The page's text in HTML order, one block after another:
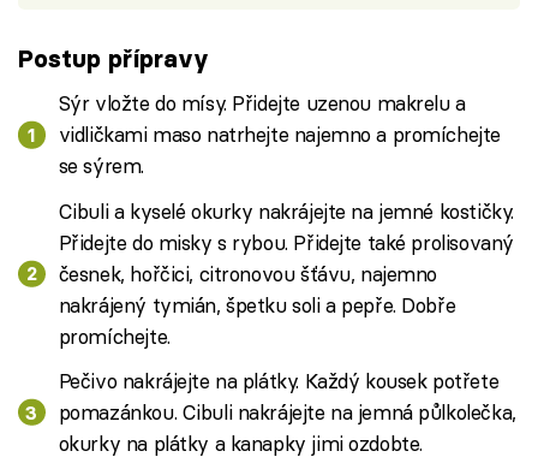
Postup přípravy
Sýr vložte do mísy. Přidejte uzenou makrelu a
vidličkami maso natrhejte najemno a promíchejte
se sýrem.
Cibuli a kyselé okurky nakrájejte na jemné kostičky.
Přidejte do misky s rybou. Přidejte také prolisovaný
česnek, hořčici, citronovou šťávu, najemno
nakrájený tymián, špetku soli a pepře. Dobře
promíchejte.
Pečivo nakrájejte na plátky. Každý kousek potřete
pomazánkou. Cibuli nakrájejte na jemná půlkolečka,
okurky na plátky a kanapky jimi ozdobte.